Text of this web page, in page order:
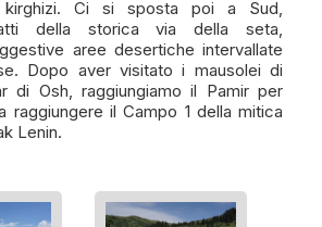
kirghizi. Ci si sposta poi a Sud,
della storica via della seta,
aree desertiche intervallate
Dopo aver visitato i mausolei di
di Osh, raggiungiamo il Pamir per
raggiungere il Campo 1 della mitica
Lenin.